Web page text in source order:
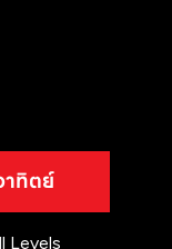
าทิตย์
Levels